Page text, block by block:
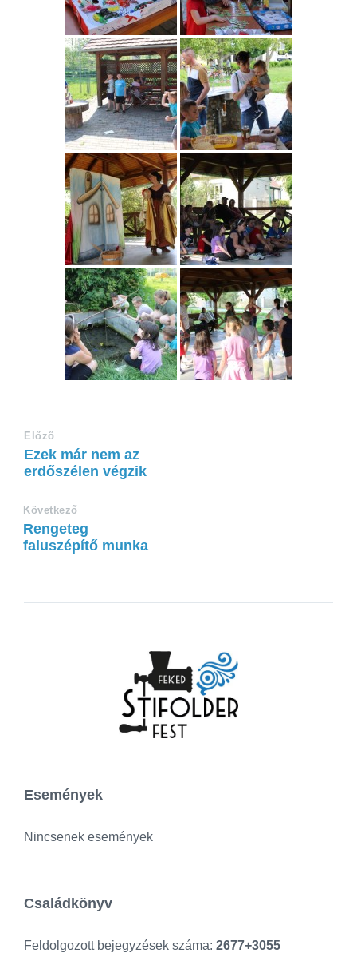
Előző
Ezek már nem az
erdőszélen végzik
Következő
Rengeteg
faluszépítő munka
Események
Nincsenek események
Családkönyv
Feldolgozott bejegyzések száma: 2677+3055